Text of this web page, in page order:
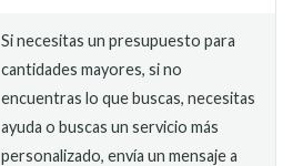
Si necesitas un presupuesto para
cantidades mayores, si no
encuentras lo que buscas, necesitas
ayuda o buscas un servicio más
personalizado, envía un mensaje a